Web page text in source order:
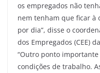
os empregados não
nem tenham que ficar à
por dia”, disse o
dos Empregados (CEE)
“Outro ponto
condições de trabalho.